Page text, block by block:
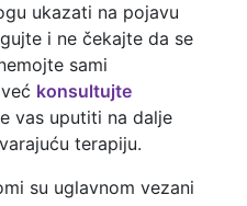
ukazati na pojavu
i ne čekajte da se
sami
konsultujte
vas uputiti na dalje
terapiju.
su uglavnom vezani